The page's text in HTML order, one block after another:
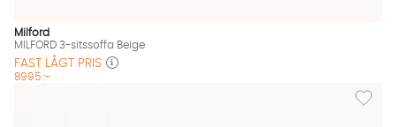
Milford
MILFORD 3-sitssoffa Beige
FAST LÅGT PRIS
8995 :-
Lägg